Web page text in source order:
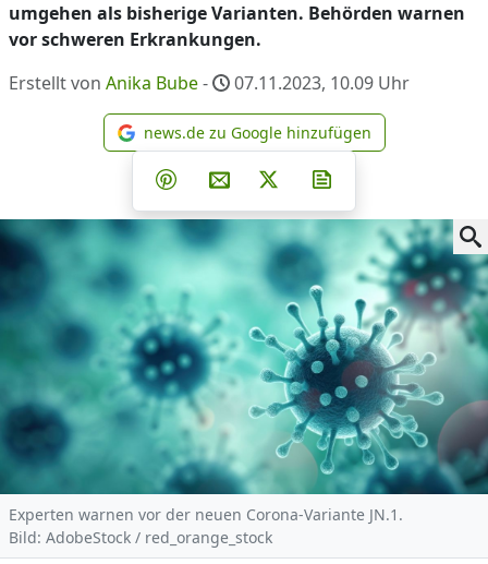
umgehen als bisherige Varianten. Behörden warnen
vor schweren Erkrankungen.
Erstellt von Anika Bube- 07.11.2023, 10.09 Uhr
news.de zu Google
news.de zu Google hinzufügen
Teilen auf Facebook
Teilen auf Whatsapp
Teilen auf Telegram
Teilen auf Pinterest
Per E-Mail teilen
Post auf X
Experten warnen vor der neuen Corona-Variante JN.1.
Bild: AdobeStock / red_orange_stock